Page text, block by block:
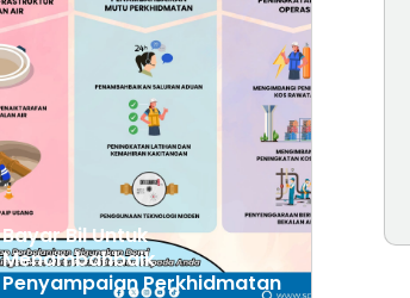
Bayar Bil Untuk
Menambahbaik
Penyampaian Perkhidmatan